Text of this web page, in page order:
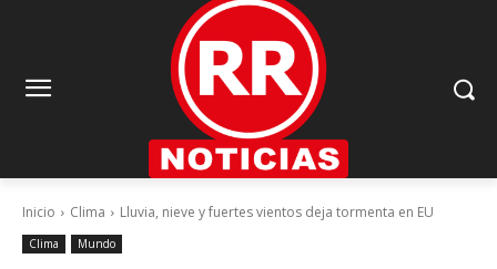
Inicio Clima Lluvia, nieve y fuertes vientos deja tormenta en EU
Clima Mundo